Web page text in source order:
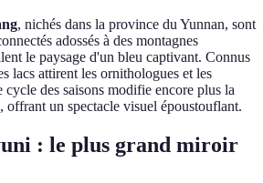
, nichés dans la province du Yunnan, sont
adossés à des montagnes
le paysage d'un bleu captivant. Connus
lacs attirent les ornithologues et les
cycle des saisons modifie encore plus la
offrant un spectacle visuel époustouflant.
: le plus grand miroir